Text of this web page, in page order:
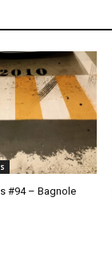
#94 – Bagnole